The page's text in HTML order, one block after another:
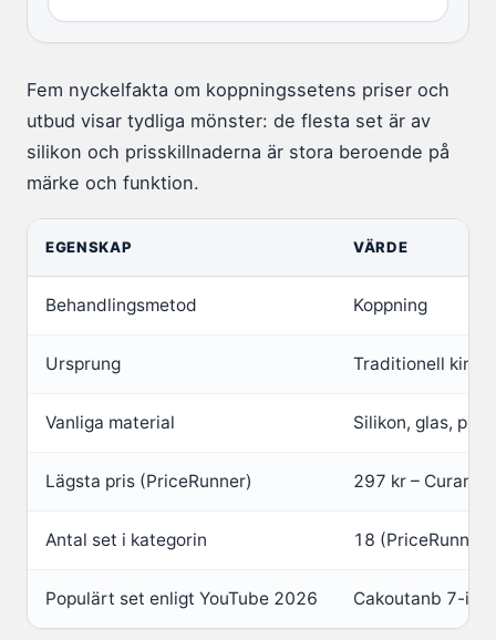
Fem nyckelfakta om koppningssetens priser och
utbud visar tydliga mönster: de flesta set är av
silikon och prisskillnaderna är stora beroende på
märke och funktion.
EGENSKAP VÄRDE
Behandlingsmetod Koppning
Ursprung Traditionell
Vanliga material Silikon, glas, plast
Lägsta pris (PriceRunner) 297 kr – Curam
Antal set i kategorin 18 (PriceRunner)
Populärt set enligt YouTube 2026 Cakoutanb 7-in-